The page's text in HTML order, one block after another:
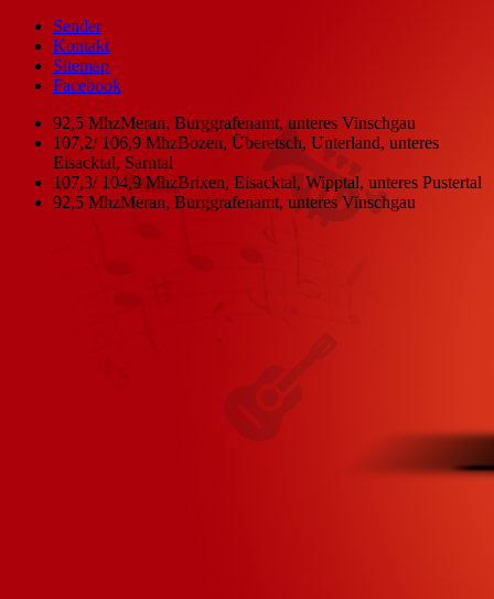
Sender
Kontakt
Sitemap
Facebook
92,5 MhzMeran, Burggrafenamt, unteres Vinschgau
107,2/ 106,9 MhzBozen, Überetsch, Unterland, unteres
Eisacktal, Sarntal
107,3/ 104,9 MhzBrixen, Eisacktal, Wipptal, unteres Pustertal
92,5 MhzMeran, Burggrafenamt, unteres Vinschgau